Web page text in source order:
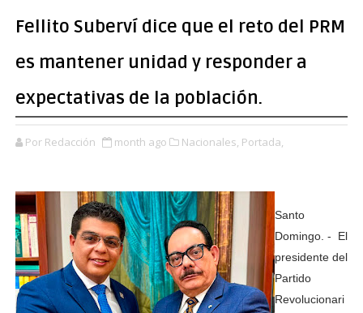
Fellito Suberví dice que el reto del PRM
es mantener unidad y responder a
expectativas de la población.
Por Redacción month ago Nacionales, Portada,
Santo
Domingo. - El
presidente del
Partido
Revolucionari